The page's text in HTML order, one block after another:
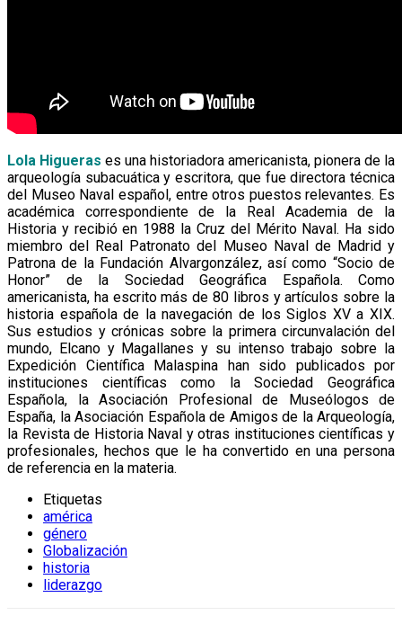
Lola Higueras es una historiadora americanista, pionera de la
arqueología subacuática y escritora, que fue directora técnica
del Museo Naval español, entre otros puestos relevantes. Es
académica correspondiente de la Real Academia de la
Historia y recibió en 1988 la Cruz del Mérito Naval. Ha sido
miembro del Real Patronato del Museo Naval de Madrid y
Patrona de la Fundación Alvargonzález, así como “Socio de
Honor” de la Sociedad Geográfica Española. Como
americanista, ha escrito más de 80 libros y artículos sobre la
historia española de la navegación de los Siglos XV a XIX.​
Sus estudios y crónicas sobre la primera circunvalación del
mundo, Elcano y Magallanes y su intenso trabajo sobre la
Expedición Científica Malaspina han sido publicados por
instituciones científicas como la Sociedad Geográfica
Española, la Asociación Profesional de Museólogos de
España, la Asociación Española de Amigos de la Arqueología,
la Revista de Historia Naval y otras instituciones científicas y
profesionales, hechos que le ha convertido en una persona
de referencia en la materia.
Etiquetas
américa
género
Globalización
historia
liderazgo